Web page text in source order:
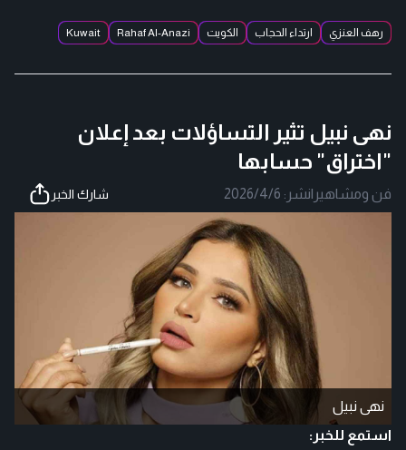
رهف العنزي ارتداء الحجاب الكويت Rahaf Al-Anazi
Kuwait
نهى نبيل تثير التساؤلات بعد إعلان
"اختراق" حسابها
فن ومشاهير |نشر: 2026/4/6 شارك الخبر
نهى نبيل
استمع للخبر: